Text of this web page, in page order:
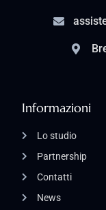
Informazioni
Lo studio
Partnership
Contatti
News